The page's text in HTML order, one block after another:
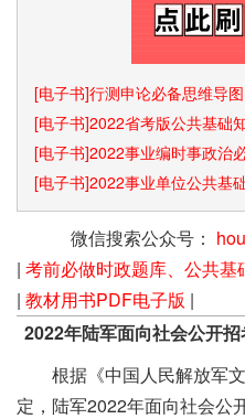
[电子书]行测申论必备思维导
识点和速算技巧
[电子书]2022省考版公共基础
[电子书]2022事业编时事政治
库已更新
[电子书]2022事业单位公共基
覆盖
微信搜索公众号：
| 考前必做时政题库、公共基
| 教材用书PDF电子版 |
2022年陆军面向社会公开
根据《中国人民解放军文
定，陆军2022年面向社会公